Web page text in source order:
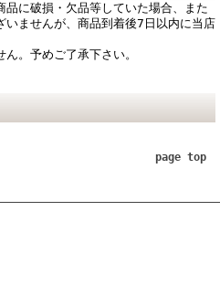
に破損・欠品等していた場合、また
ませんが、商品到着後7日以内に当店
。予めご了承下さい。
page top